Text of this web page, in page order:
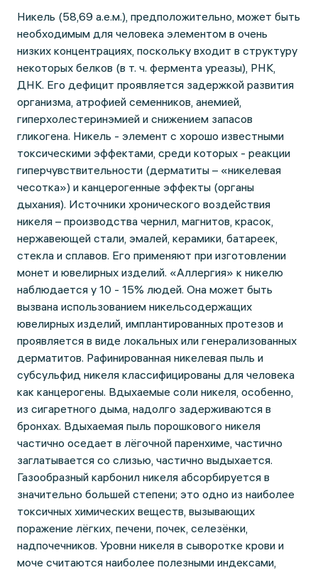
Никель (58,69 а.е.м.), предположительно, может быть
необходимым для человека элементом в очень
низких концентрациях, поскольку входит в структуру
некоторых белков (в т. ч. фермента уреазы), РНК,
ДНК. Его дефицит проявляется задержкой развития
организма, атрофией семенников, анемией,
гиперхолестеринэмией и снижением запасов
гликогена. Никель - элемент с хорошо известными
токсическими эффектами, среди которых - реакции
гиперчувствительности (дерматиты – «никелевая
чесотка») и канцерогенные эффекты (органы
дыхания). Источники хронического воздействия
никеля – производства чернил, магнитов, красок,
нержавеющей стали, эмалей, керамики, батареек,
стекла и сплавов. Его применяют при изготовлении
монет и ювелирных изделий. «Аллергия» к никелю
наблюдается у 10 - 15% людей. Она может быть
вызвана использованием никельсодержащих
ювелирных изделий, имплантированных протезов и
проявляется в виде локальных или генерализованных
дерматитов. Рафинированная никелевая пыль и
субсульфид никеля классифицированы для человека
как канцерогены. Вдыхаемые соли никеля, особенно,
из сигаретного дыма, надолго задерживаются в
бронхах. Вдыхаемая пыль порошкового никеля
частично оседает в лёгочной паренхиме, частично
заглатывается со слизью, частично выдыхается.
Газообразный карбонил никеля абсорбируется в
значительно большей степени; это одно из наиболее
токсичных химических веществ, вызывающих
поражение лёгких, печени, почек, селезёнки,
надпочечников. Уровни никеля в сыворотке крови и
моче считаются наиболее полезными индексами,